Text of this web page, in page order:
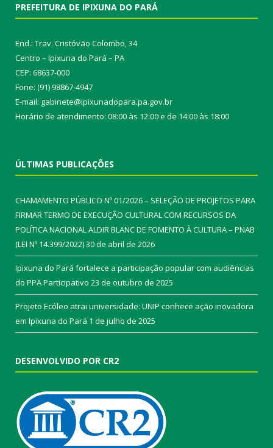
PREFEITURA DE IPIXUNA DO PARÁ
End.: Trav. Cristóvão Colombo, 34
Centro – Ipixuna do Pará – PA
CEP: 68637-000
Fone: (91) 98867-4947
E-mail: gabinete@ipixunadopara.pa.gov.br
Horário de atendimento: 08:00 às 12:00 e de 14:00 às 18:00
ÚLTIMAS PUBLICAÇÕES
CHAMAMENTO PÚBLICO Nº 01/2026 – SELEÇÃO DE PROJETOS PARA
FIRMAR TERMO DE EXECUÇÃO CULTURAL COM RECURSOS DA
POLÍTICA NACIONAL ALDIR BLANC DE FOMENTO À CULTURA – PNAB
(LEI Nº 14.399/2022)30 de abril de 2026
Ipixuna do Pará fortalece a participação popular com audiências
do PPA Participativo 23 de outubro de 2025
Projeto Ecóleo atrai universidade: UNIP conhece ação inovadora
em Ipixuna do Pará 1 de julho de 2025
DESENVOLVIDO POR CR2